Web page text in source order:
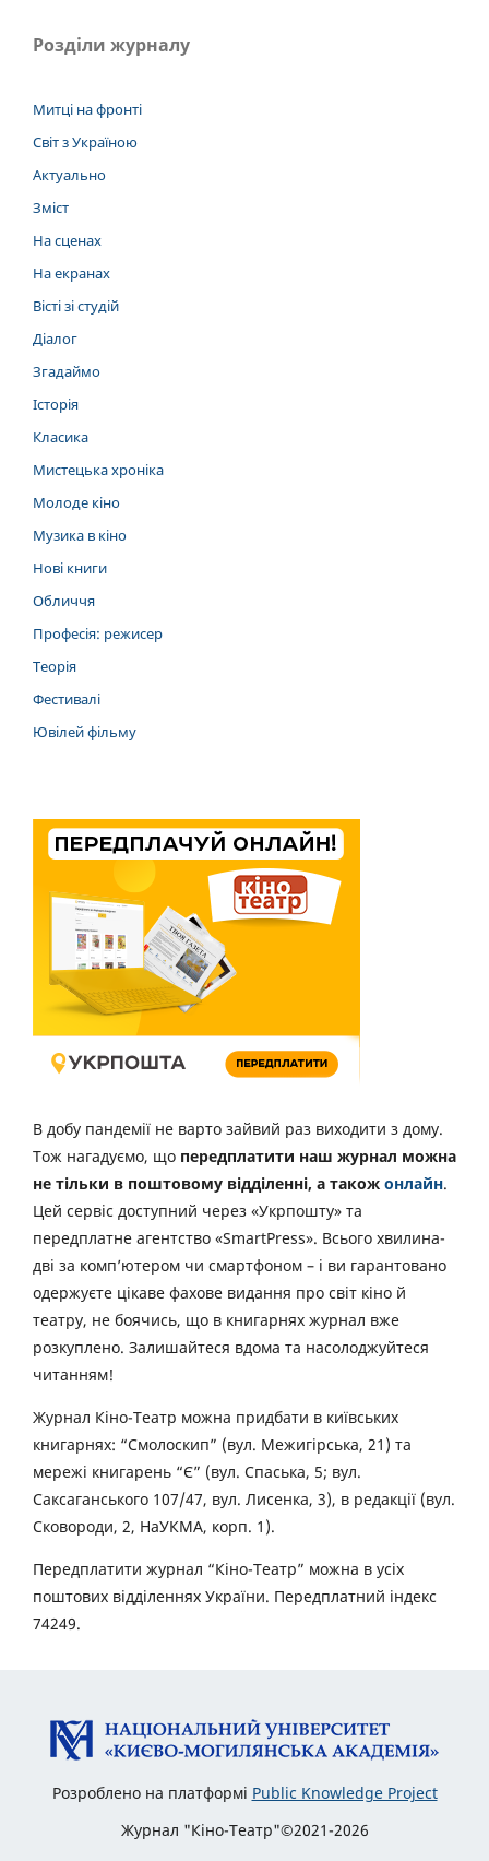
Розділи журналу
Митці на фронті
Світ з Україною
Актуально
Зміст
На сценах
На екранах
Вісті зі студій
Діалог
Згадаймо
Історія
Класика
Мистецька хроніка
Молоде кіно
Музика в кіно
Нові книги
Обличчя
Професія: режисер
Теорія
Фестивалі
Ювілей фільму
В добу пандемії не варто зайвий раз виходити з дому.
Тож нагадуємо, що передплатити наш журнал можна
не тільки в поштовому відділенні, а також онлайн.
Цей сервіс доступний через «Укрпошту» та
передплатне агентство «SmartPress». Всього хвилина-
дві за комп’ютером чи смартфоном – і ви гарантовано
одержуєте цікаве фахове видання про світ кіно й
театру, не боячись, що в книгарнях журнал вже
розкуплено. Залишайтеся вдома та насолоджуйтеся
читанням!
Журнал Кіно-Театр можна придбати в київських
книгарнях: “Смолоскип” (вул. Межигірська, 21) та
мережі книгарень “Є” (вул. Спаська, 5; вул.
Саксаганського 107/47, вул. Лисенка, 3), в редакції (вул.
Сковороди, 2, НаУКМА, корп. 1).
Передплатити журнал “Кіно-Театр” можна в усіх
поштових відділеннях України. Передплатний індекс
74249.
Розроблено на платформі Public Knowledge Project
Журнал "Кіно-Театр"©2021-2026